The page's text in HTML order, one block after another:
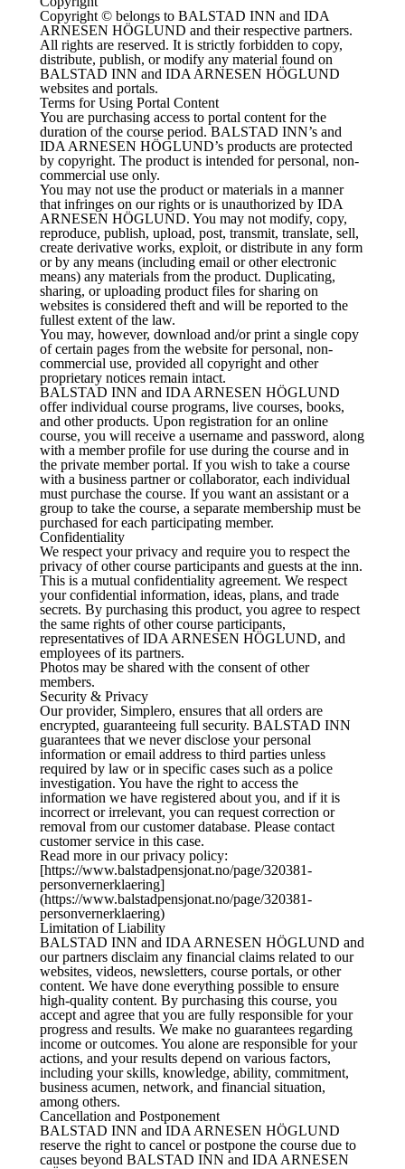
Copyright © belongs to BALSTAD INN and IDA
ARNESEN HÖGLUND and their respective partners.
All rights are reserved. It is strictly forbidden to copy,
distribute, publish, or modify any material found on
BALSTAD INN and IDA ARNESEN HÖGLUND
websites and portals.
Terms for Using Portal Content
You are purchasing access to portal content for the
duration of the course period. BALSTAD INN’s and
IDA ARNESEN HÖGLUND’s products are protected
by copyright. The product is intended for personal, non-
commercial use only.
You may not use the product or materials in a manner
that infringes on our rights or is unauthorized by IDA
ARNESEN HÖGLUND. You may not modify, copy,
reproduce, publish, upload, post, transmit, translate, sell,
create derivative works, exploit, or distribute in any form
or by any means (including email or other electronic
means) any materials from the product. Duplicating,
sharing, or uploading product files for sharing on
websites is considered theft and will be reported to the
fullest extent of the law.
You may, however, download and/or print a single copy
of certain pages from the website for personal, non-
commercial use, provided all copyright and other
proprietary notices remain intact.
BALSTAD INN and IDA ARNESEN HÖGLUND
offer individual course programs, live courses, books,
and other products. Upon registration for an online
course, you will receive a username and password, along
with a member profile for use during the course and in
the private member portal. If you wish to take a course
with a business partner or collaborator, each individual
must purchase the course. If you want an assistant or a
group to take the course, a separate membership must be
purchased for each participating member.
Confidentiality
We respect your privacy and require you to respect the
privacy of other course participants and guests at the inn.
This is a mutual confidentiality agreement. We respect
your confidential information, ideas, plans, and trade
secrets. By purchasing this product, you agree to respect
the same rights of other course participants,
representatives of IDA ARNESEN HÖGLUND, and
employees of its partners.
Photos may be shared with the consent of other
members.
Security & Privacy
Our provider, Simplero, ensures that all orders are
encrypted, guaranteeing full security. BALSTAD INN
guarantees that we never disclose your personal
information or email address to third parties unless
required by law or in specific cases such as a police
investigation. You have the right to access the
information we have registered about you, and if it is
incorrect or irrelevant, you can request correction or
removal from our customer database. Please contact
customer service in this case.
Read more in our privacy policy:
[https://www.balstadpensjonat.no/page/320381-
personvernerklaering]
(https://www.balstadpensjonat.no/page/320381-
personvernerklaering)
Limitation of Liability
BALSTAD INN and IDA ARNESEN HÖGLUND and
our partners disclaim any financial claims related to our
websites, videos, newsletters, course portals, or other
content. We have done everything possible to ensure
high-quality content. By purchasing this course, you
accept and agree that you are fully responsible for your
progress and results. We make no guarantees regarding
income or outcomes. You alone are responsible for your
actions, and your results depend on various factors,
including your skills, knowledge, ability, commitment,
business acumen, network, and financial situation,
among others.
Cancellation and Postponement
BALSTAD INN and IDA ARNESEN HÖGLUND
reserve the right to cancel or postpone the course due to
causes beyond BALSTAD INN and IDA ARNESEN